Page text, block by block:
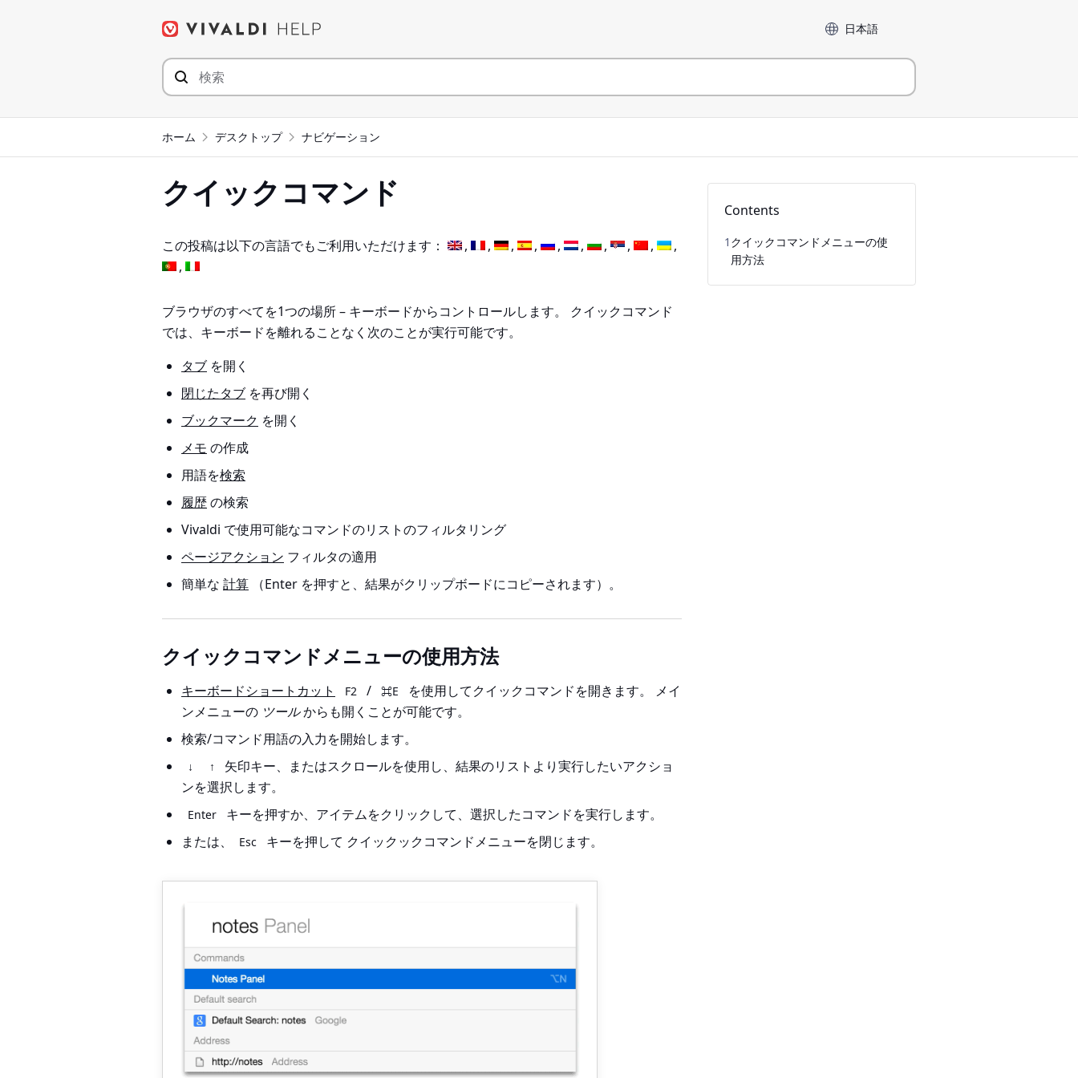
へ
ャ
言語
ホーム デスクトップ ナビゲーション
クイックコマンド
この投稿は以下の言語でもご利用いただけます：
ブラウザのすべてを1つの場所 – キーボードからコントロールします。 クイックコマンド
では、キーボードを離れることなく次のことが実行可能です。
タブ を開く
閉じたタブ を再び開く
ブックマーク を開く
メモ の作成
用語を検索
履歴の検索
Vivaldi で使用可能なコマンドのリストのフィルタリング
ページアクション フィルタの適用
簡単な 計算 （Enter を押すと、結果がクリップボードにコピーされます）。
クイックコマンドメニューの使用方法
キーボードショートカット F2 / ⌘E
を使用してクイックコマンドを開きます。 メイ
ンメニューの ツールからも開くことが可能です。
検索/コマンド用語の入力を開始します。
↓ ↑
矢印キー、またはスクロールを使用し、結果のリストより実行したいアクショ
ンを選択します。
Enter
キーを押すか、アイテムをクリックして、選択したコマンドを実行します。
または、
Esc キーを押して クイックックコマンドメニューを閉じます。
Contents
1 クイックコマンドメニューの使
用方法